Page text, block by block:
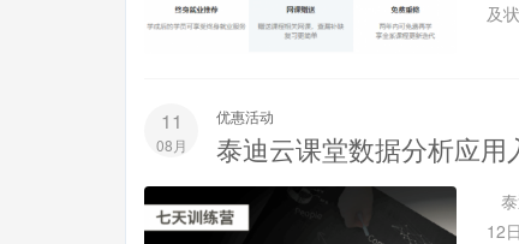
及
11
08月
优惠活动
泰迪云课堂数据分析应
12